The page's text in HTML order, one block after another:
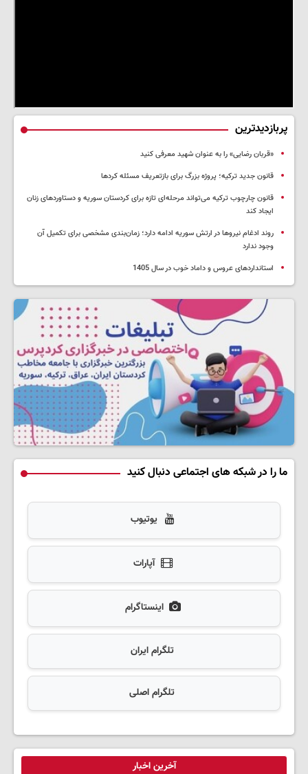
پربازدیدترین
«قربان رضایی» را به عنوان شهید معرفی کنید
قانون جدید ترکیه؛ پروژه بزرگ‌ برای بازتعریف مسئله کردها
قانون چارچوب ترکیه می‌تواند مرحله‌ای تازه برای کردستان سوریه و دستاوردهای زنان
ایجاد کند
روند ادغام نیروها در ارتش سوریه ادامه دارد؛ زمان‌بندی مشخصی برای تکمیل آن
وجود ندارد
استانداردهای عروس و داماد خوب در سال 1405
ما را در شبکه های اجتماعی دنبال کنید
یوتیوب
آپارات
اینستاگرام
تلگرام ایران
تلگرام اصلی
آخرین اخبار